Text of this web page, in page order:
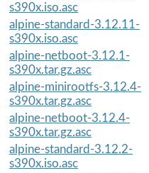
s390x.iso.asc
alpine-standard-3.12.11-
s390x.iso.asc
alpine-netboot-3.12.1-
s390x.tar.gz.asc
alpine-minirootfs-3.12.4-
s390x.tar.gz.asc
alpine-netboot-3.12.4-
s390x.tar.gz.asc
alpine-standard-3.12.2-
s390x.iso.asc